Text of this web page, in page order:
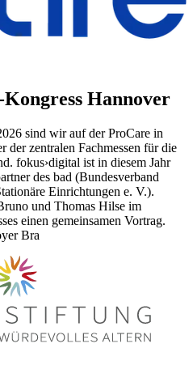
Hannover
sind wir auf der ProCare in
der zentralen Fachmessen für die
fokus›digital ist in diesem Jahr
des bad (Bundesverband
Einrichtungen e. V.).
und Thomas Hilse im
einen gemeinsamen Vortrag.
Bra